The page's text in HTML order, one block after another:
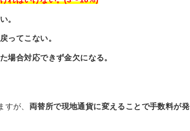
。
ってこない。
場合対応できず金欠になる。
が、 両替所で現地通貨に変えることで手数料が発